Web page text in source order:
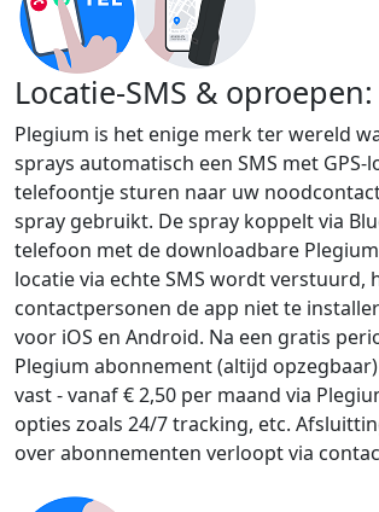
Locatie-SMS & oproepen:
Plegium is het enige merk ter wereld
sprays automatisch een SMS met GPS-
telefoontje sturen naar uw
spray gebruikt. De spray koppelt via
telefoon met de downloadbare
locatie via echte SMS wordt verstuurd,
contactpersonen de app niet te
voor iOS en Android. Na een gratis
Plegium abonnement (altijd
vast - vanaf € 2,50 per maand via
opties zoals 24/7 tracking, etc.
over abonnementen verloopt via